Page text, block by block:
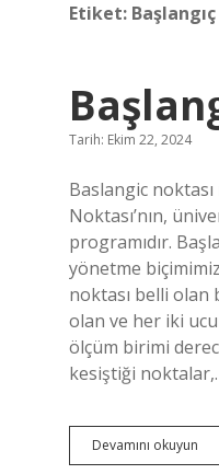
Etiket:
Tarih: Ekim 22, 2024
Baslangic
Noktası’nın,
programıdır.
yönetme
noktası belli olan
olan ve her iki
ölçüm birimi
kesiştiği
Devamını okuyun